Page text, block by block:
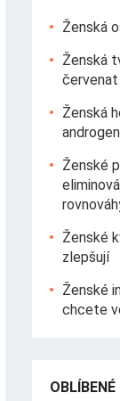
Ženská
Ženská
Ženská
Ženské
Ženské
zlepšují
Ženské
chcete
OBLÍBENÉ